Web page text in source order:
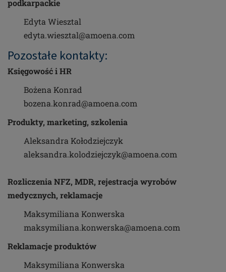
podkarpackie
Edyta Wiesztal
edyta.wiesztal@amoena.com
Pozostałe kontakty:
Księgowość i HR
Bożena Konrad
bozena.konrad@amoena.com
Produkty, marketing, szkolenia
Aleksandra Kołodziejczyk
aleksandra.kolodziejczyk@amoena.com
Rozliczenia NFZ, MDR, rejestracja wyrobów
medycznych, reklamacje
Maksymiliana Konwerska
maksymiliana.konwerska@amoena.com
Reklamacje produktów
Maksymiliana Konwerska